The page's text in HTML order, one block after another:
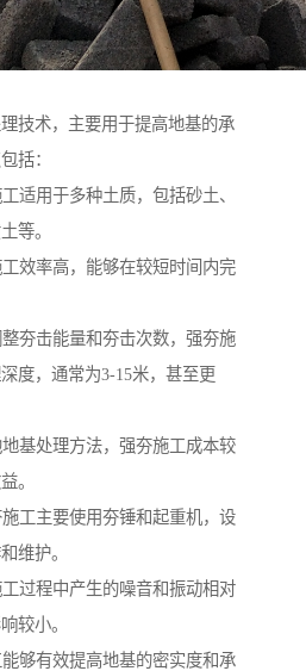
技术，主要用于提高地基的承
括：
适用于多种土质，包括砂土、
等。
效率高，能够在较短时间内完
夯击能量和夯击次数，强夯施
度，通常为3-15米，甚至更
基处理方法，强夯施工成本较
。
工主要使用夯锤和起重机，设
维护。
过程中产生的噪音和振动相对
较小。
够有效提高地基的密实度和承